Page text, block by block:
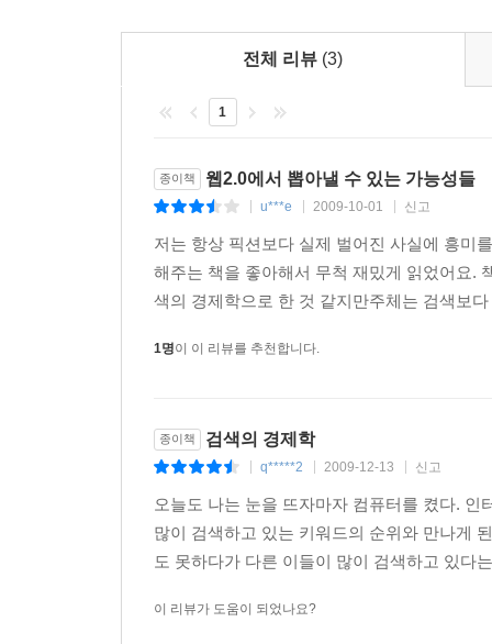
공포심에 관한 상위 검색어 목록: 사람들 앞에
1,000개도 넘는 공포에 관한 정보를 검색한다.
정보를 밀고 당기는 웹 2.0의 주체들: 80 대 20
적극적으로 만들어 내는 인터넷 사용자들은 극소
텔레비전 더하기 인터넷은 트래픽이다: 요즘
갖는다.
시장 장악의 열쇠, 얼리어답터: 신기술은 혁신
사람들의 인터넷 행태를 관찰하다 보면 초기 수
이 2개의 트래픽 출처를 도표화해 보면 시각적으로
전체 리뷰 (3)
1
종이책 웹2.0에서 뽑아낼 수 있는 가능성들
u***e 2009-10-01 신고
저는 항상 픽션보다 실제 벌어진 사실에 흥미
해주는 책을 좋아해서 무척 재밌게 읽었어요.
색의 경제학으로 한 것 같지만주체는 검색보
1명이 이 리뷰를 추천합니다.
종이책 검색의 경제학
q*****2 2009-12-13 신고
오늘도 나는 눈을 뜨자마자 컴퓨터를 켰다.
많이 검색하고 있는 키워드의 순위와 만나게
도 못하다가 다른 이들이 많이 검색하고 있다
이 리뷰가 도움이 되었나요?